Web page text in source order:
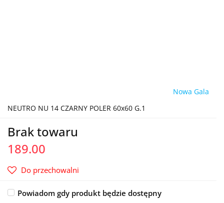
Nowa Gala
NEUTRO NU 14 CZARNY POLER 60x60 G.1
Brak towaru
189.00
Do przechowalni
Powiadom gdy produkt będzie dostępny